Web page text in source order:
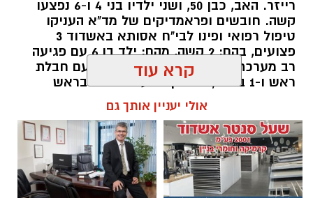
כושר. פארק שעשועים לילדים. פודטראק -דגל
אדום
רייזר. האב, כבן 50, ושני ילדיו בני 4 ו-6 נפצעו
קשה. חובשים ופראמדיקים של מד"א העניקו
טיפול רפואי ופינו לבי"ח אסותא באשדוד 3
פצועים, בהם: 2 קשה, מהם: ילד בן 6 עם פגיעה
רב מערכתית מחוסר הכרה וילד בן 4 עם חבלת
ראש ו-1 בינוני, גבר בן 36 עם חבלות בראש
להאזנה לתוכן:
קרא עוד
אולי יעניין אותך גם